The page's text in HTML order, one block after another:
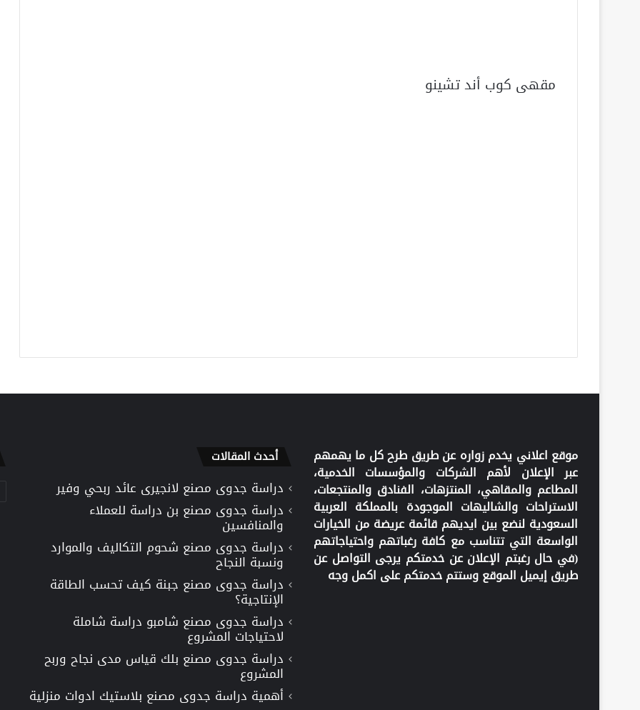
مقهى كوب أند تشينو
موقع اعلاني يخدم زواره عن طريق طرح كل ما يهمهم
عبر الإعلان لأهم الشركات والمؤسسات الخدمية،
المطاعم والمقاهي، المنتزهات، الفنادق والمنتجعات،
الاستراحات والشاليهات الموجودة بالمملكة العربية
السعودية لنضع بين ايديهم قائمة عريضة من الخيارات
الواسعة التي تتناسب مع كافة رغباتهم واحتياجاتهم
(في حال رغبتم الإعلان عن خدمتكم يرجى التواصل عن
طريق إيميل الموقع وستتم خدمتكم على اكمل وجه
أحدث المقالات
دراسة جدوى مصنع لانجيرى عائد ربحي وفير
دراسة جدوى مصنع بن دراسة للعملاء
والمنافسين
دراسة جدوى مصنع شحوم التكاليف والموارد
ونسبة النجاح
دراسة جدوى مصنع جبنة كيف تحسب الطاقة
الإنتاجية؟
دراسة جدوى مصنع شامبو دراسة شاملة
لاحتياجات المشروع
دراسة جدوى مصنع بلك قياس مدى نجاح وربح
المشروع
أهمية دراسة جدوى مصنع بلاستيك ادوات منزلية